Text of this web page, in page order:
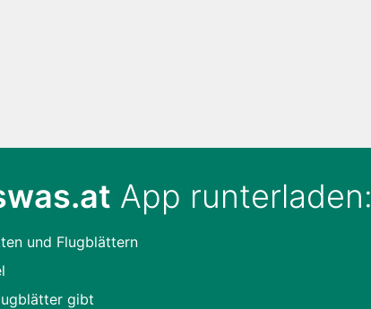
App runterladen:
und Flugblättern
gibt